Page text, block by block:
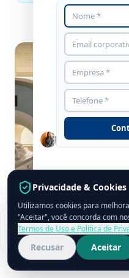
Conformidade ANVISA
Auditoria Pronta
Privacidade & Cookies
Utilizamos cookies para
"Aceitar", você concorda com
Termos de Uso e Política de
Recusar Aceitar